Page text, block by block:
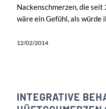
Nackenschmerzen, die
wäre ein Gefühl, als würde
12/02/2014
INTEGRATIVE